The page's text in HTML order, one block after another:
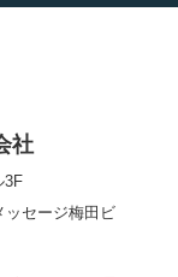
裏
した
社
3F
ッセージ梅田ビ